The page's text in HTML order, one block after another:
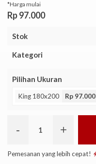
*Harga mulai
Rp 97.000
Stok
Kategori
Pilihan Ukuran
King 180x200 Rp 97.000
- +
Pemesanan yang lebih cepat!